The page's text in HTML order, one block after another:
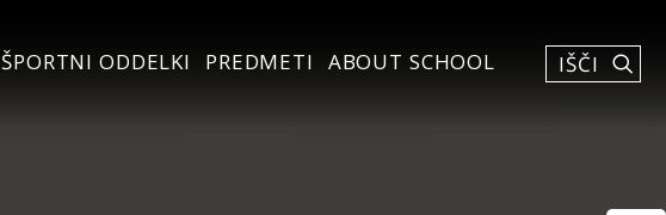
ŠPORTNI ODDELKI PREDMETI ABOUT SCHOOL